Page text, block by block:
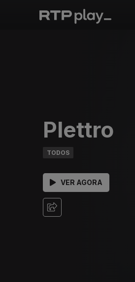
Plettro
TODOS
VER AGORA